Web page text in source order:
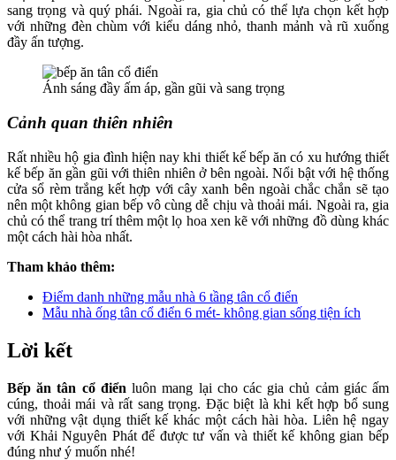
sang trọng và quý phái. Ngoài ra, gia chủ có thể lựa chọn kết hợp
với những đèn chùm với kiểu dáng nhỏ, thanh mảnh và rũ xuống
đầy ấn tượng.
Ánh sáng đầy ấm áp, gần gũi và sang trọng
Cảnh quan thiên nhiên
Rất nhiều hộ gia đình hiện nay khi thiết kế bếp ăn có xu hướng thiết
kế bếp ăn gần gũi với thiên nhiên ở bên ngoài. Nổi bật với hệ thống
cửa sổ rèm trắng kết hợp với cây xanh bên ngoài chắc chắn sẽ tạo
nên một không gian bếp vô cùng dễ chịu và thoải mái. Ngoài ra, gia
chủ có thể trang trí thêm một lọ hoa xen kẽ với những đồ dùng khác
một cách hài hòa nhất.
Tham khảo thêm:
Điểm danh những mẫu nhà 6 tầng tân cổ điển
Mẫu nhà ống tân cổ điển 6 mét- không gian sống tiện ích
Lời kết
Bếp ăn tân cổ điển luôn mang lại cho các gia chủ cảm giác ấm
cúng, thoải mái và rất sang trọng. Đặc biệt là khi kết hợp bổ sung
với những vật dụng thiết kế khác một cách hài hòa. Liên hệ ngay
với Khải Nguyên Phát để được tư vấn và thiết kế không gian bếp
đúng như ý muốn nhé!